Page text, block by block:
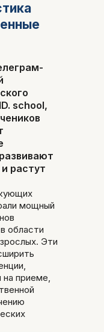
school,
растут
мощный
области
Эти
на приеме,